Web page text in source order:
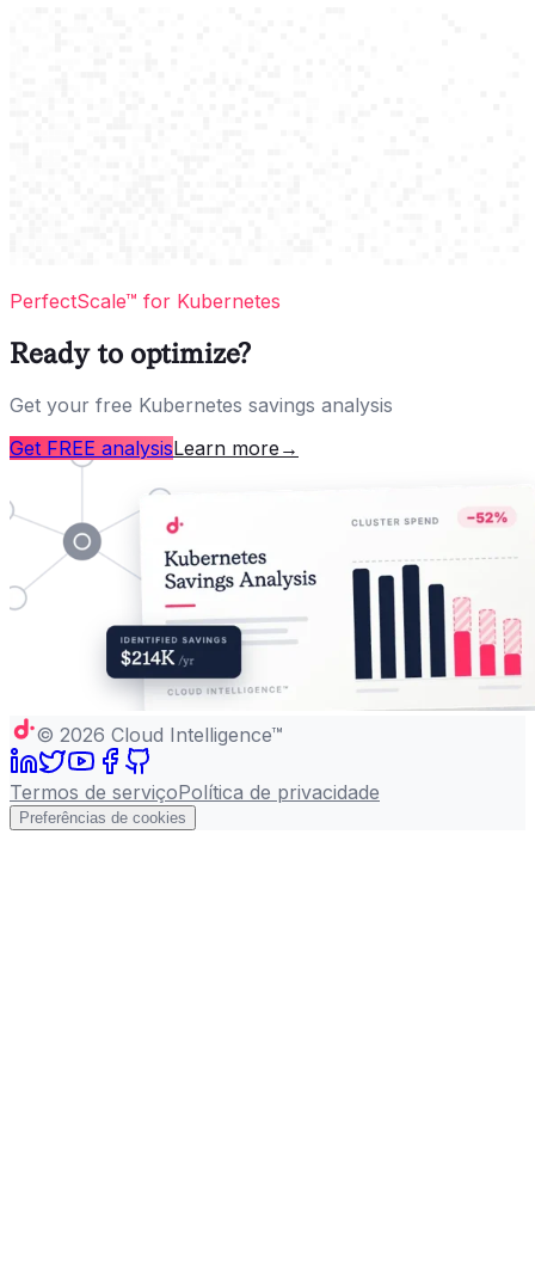
PerfectScale™ for Kubernetes
Ready to optimize?
Get your free Kubernetes savings analysis
Get FREE analysisLearn more →
© 2026 Cloud Intelligence™
Termos de serviçoPolítica de privacidade
Preferências de cookies